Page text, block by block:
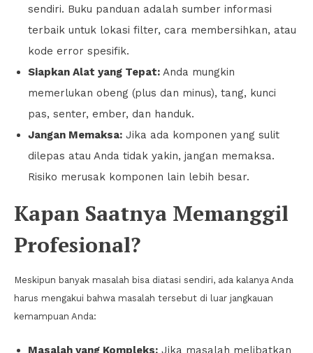
sendiri. Buku panduan adalah sumber informasi
terbaik untuk lokasi filter, cara membersihkan, atau
kode error spesifik.
Siapkan Alat yang Tepat: Anda mungkin
memerlukan obeng (plus dan minus), tang, kunci
pas, senter, ember, dan handuk.
Jangan Memaksa: Jika ada komponen yang sulit
dilepas atau Anda tidak yakin, jangan memaksa.
Risiko merusak komponen lain lebih besar.
Kapan Saatnya Memanggil
Profesional?
Meskipun banyak masalah bisa diatasi sendiri, ada kalanya Anda
harus mengakui bahwa masalah tersebut di luar jangkauan
kemampuan Anda:
Masalah yang Kompleks: Jika masalah melibatkan